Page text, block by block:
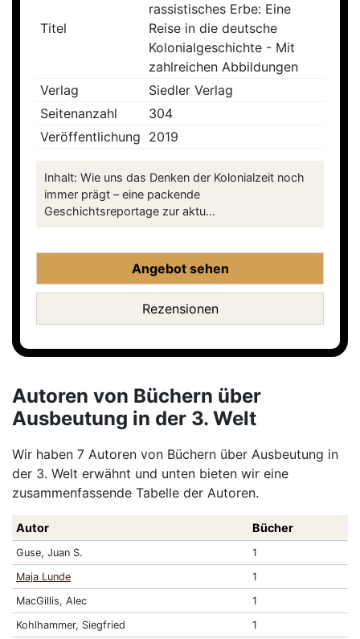
Titel
rassistisches Erbe: Eine
Reise in die deutsche
Kolonialgeschichte - Mit
zahlreichen Abbildungen
Verlag
Siedler Verlag
Seitenanzahl
304
Veröffentlichung 2019
Inhalt: Wie uns das Denken der Kolonialzeit noch
immer prägt – eine packende
Geschichtsreportage zur aktu...
Angebot sehen
Rezensionen
Autoren von Büchern über
Ausbeutung in der 3. Welt
Wir haben 7 Autoren von Büchern über Ausbeutung in
der 3. Welt erwähnt und unten bieten wir eine
zusammenfassende Tabelle der Autoren.
Autor Bücher
Guse, Juan S.
1
Maja Lunde
1
MacGillis, Alec
1
Kohlhammer, Siegfried
1